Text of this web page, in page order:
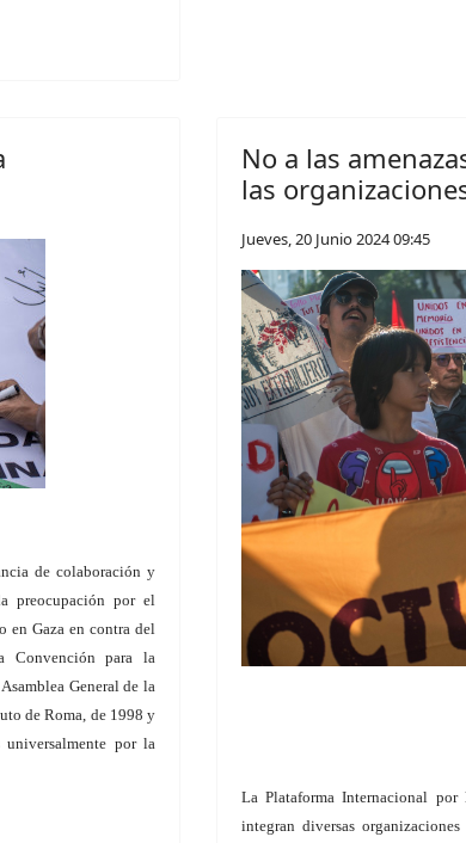
de colaboración y
preocupación por el
en Gaza en contra del
Convención para la
General de la
de Roma, de 1998 y
universalmente por la
No a las
las
Jueves, 20 Junio 2024 09:45
La Plataforma Internacional por
integran diversas